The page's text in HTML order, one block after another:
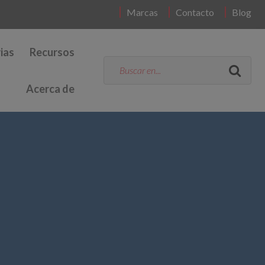
Marcas Contacto Blog
Recursos
Acerca de